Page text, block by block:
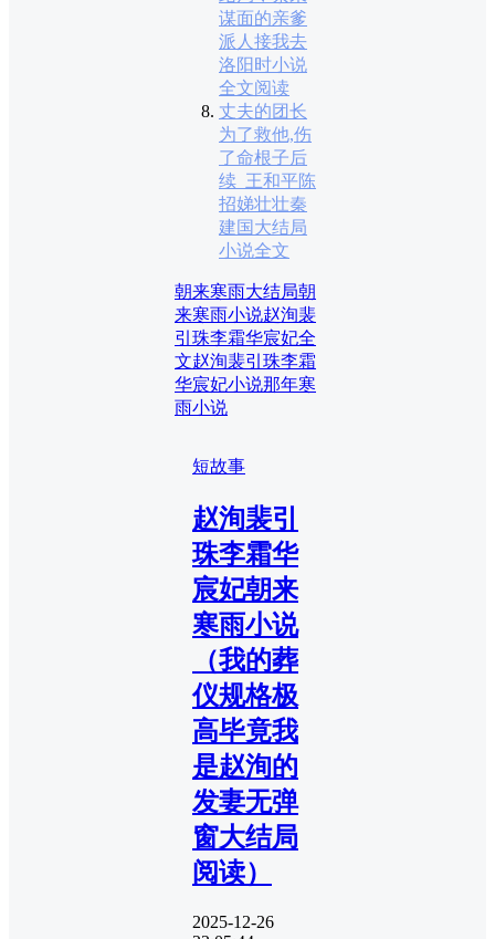
谋面的亲爹
派人接我去
洛阳时小说
全文阅读
丈夫的团长
为了救他,伤
了命根子后
续_王和平陈
招娣壮壮秦
建国大结局
小说全文
朝来寒雨大结局朝
来寒雨小说赵洵裴
引珠李霜华宸妃全
文赵洵裴引珠李霜
华宸妃小说那年寒
雨小说
短故事
赵洵裴引
珠李霜华
宸妃朝来
寒雨小说
（我的葬
仪规格极
高毕竟我
是赵洵的
发妻无弹
窗大结局
阅读）
2025-12-26